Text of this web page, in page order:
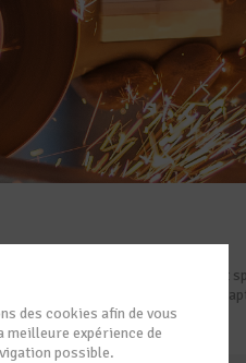
des cookies afin de vous
meilleure expérience de
possible.
industrielles et des services sont
en métrologie totalement